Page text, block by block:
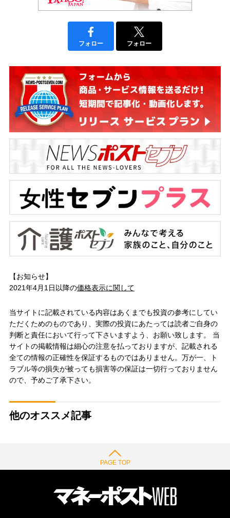
フォロー フォロー
【お知らせ】
2021年4月1日以降の価格表示に関して
当サイトに記載されている内容はあくまでも投資の参考にしてい
ただくためのものであり、実際の投資にあたっては読者ご自身の
判断と責任において行って下さいますよう、お願い致します。 当
サイトの掲載情報は細心の注意を払っておりますが、記載される
全ての情報の正確性を保証するものではありません。万が一、ト
ラブル等の損失が被っても損害等の保証は一切行っておりません
ので、予めご了承下さい。
他のオススメ記事
PAGE TOP